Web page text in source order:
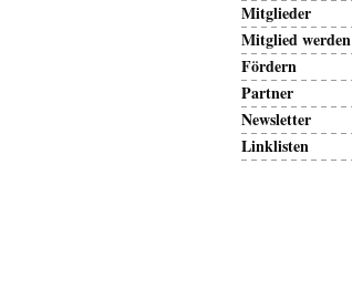
Mitglieder
Mitglied werden
Fördern
Partner
Newsletter
Linklisten